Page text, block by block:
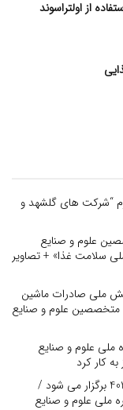
از اولتراسوند
“شرکت های گلشهد و
علوم و صنایع
سلامت غذا» + تصاویر
ملی صادرات ماشین
علوم و صنایع
ملی علوم و صنایع
کار کرد
بزرگترین رویداد علمی صنایع غذایی اردیبهشت 402 برگزار می شود /
ملی علوم و صنایع